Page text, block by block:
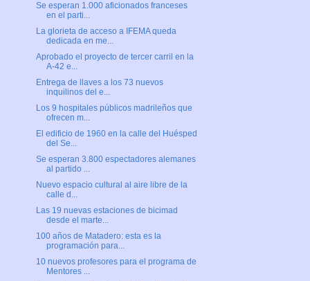
Se esperan 1.000 aficionados franceses
en el parti...
La glorieta de acceso a IFEMA queda
dedicada en me...
Aprobado el proyecto de tercer carril en la
A-42 e...
Entrega de llaves a los 73 nuevos
inquilinos del e...
Los 9 hospitales públicos madrileños que
ofrecen m...
El edificio de 1960 en la calle del Huésped
del Se...
Se esperan 3.800 espectadores alemanes
al partido ...
Nuevo espacio cultural al aire libre de la
calle d...
Las 19 nuevas estaciones de bicimad
desde el marte...
100 años de Matadero: esta es la
programación para...
10 nuevos profesores para el programa de
Mentores ...